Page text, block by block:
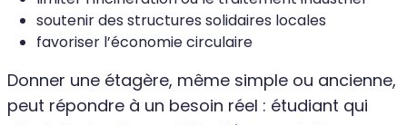
soutenir des structures solidaires locales
favoriser l’économie circulaire
Donner une étagère, même simple ou ancienne,
peut répondre à un besoin réel : étudiant qui